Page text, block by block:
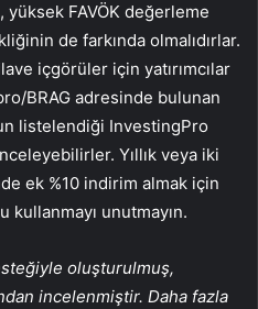
FAVÖK değerleme
de farkında olmalıdırlar.
içgörüler için yatırımcılar
BRAG adresinde bulunan
listelendiği InvestingPro
Yıllık veya iki
ek %10 indirim almak için
kullanmayı unutmayın.
oluşturulmuş,
incelenmiştir. Daha fazla